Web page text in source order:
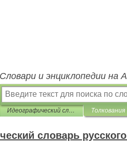
Словари и энциклопедии на
Идеографический словарь русского языка Толкования
словарь